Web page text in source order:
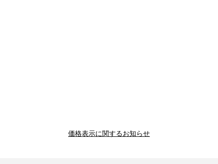
価格表示に関するお知らせ